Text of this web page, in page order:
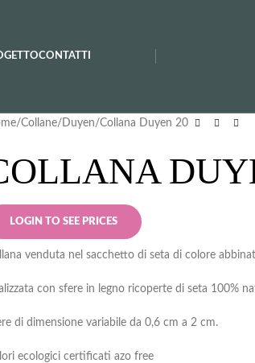
CONTATTI
Collane Duyen Collana Duyen 20
LOGIN TO SEE PRICES
venduta nel sacchetto di seta di colore
con sfere in legno ricoperte di seta 100%
di dimensione variabile da 0,6 cm a 2 cm.
ecologici certificati azo free